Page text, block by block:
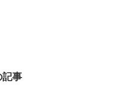
記事